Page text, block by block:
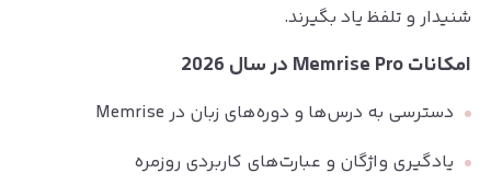
شنیدار و تلفظ یاد بگیرند.
امکانات Memrise Pro در سال 2026
دسترسی به درس‌ها و دوره‌های زبان در Memrise
یادگیری واژگان و عبارت‌های کاربردی روزمره